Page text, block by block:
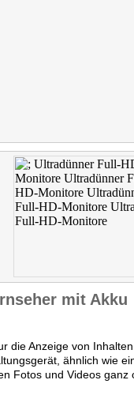
mit Akku
die Anzeige von
ähnlich wie
Fotos und Videos ganz